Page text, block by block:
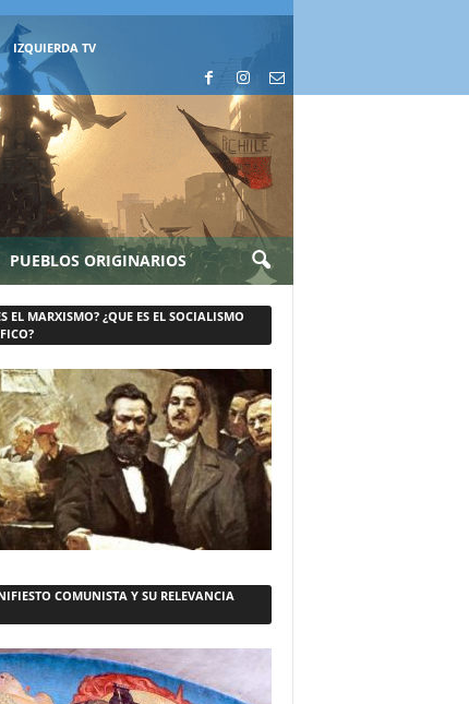
IZQUIERDA TV
PUEBLOS ORIGINARIOS
EL MARXISMO? ¿QUE ES EL SOCIALISMO
COMUNISTA Y SU RELEVANCIA